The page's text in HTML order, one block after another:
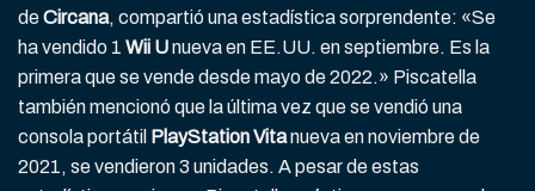
deCircana, compartió una estadística sorprendente: «Se
ha vendido 1 Wii Unueva en EE.UU. en septiembre. Es la
primera que se vende desde mayo de 2022.» Piscatella
también mencionó que la última vez que se vendió una
consola portátil PlayStation Vitanueva en noviembre de
2021, se vendieron 3 unidades. A pesar de estas